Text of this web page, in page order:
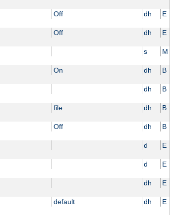
Off dh E
Off dh E
s M
On dh B
dh B
file dh B
Off dh B
d E
d E
dh E
default dh E